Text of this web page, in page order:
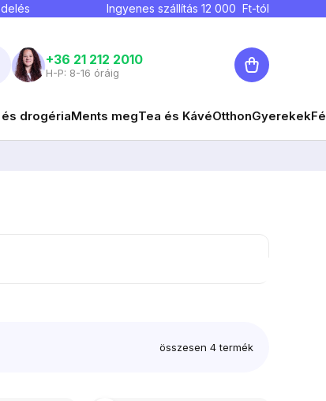
Ingyenes szállítás 12 000 Ft-tól
+36 21 212 2010
H-P: 8-16 óráig
Kosár
drogériaMents megTea és KávéOtthonGyerekek
összesen 4termék